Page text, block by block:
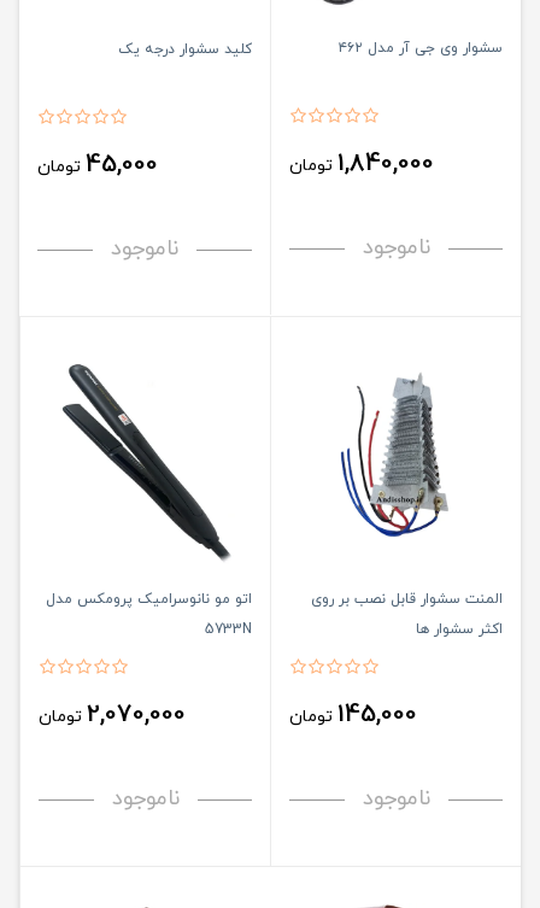
سشوار وی جی آر مدل ۴۶۲
1,840,000 تومان
ناموجود
کلید سشوار درجه یک
45,000 تومان
ناموجود
المنت سشوار قابل نصب بر روی
اکثر سشوار ها
145,000 تومان
ناموجود
اتو مو نانوسرامیک پرومکس مدل
5733N
2,070,000 تومان
ناموجود